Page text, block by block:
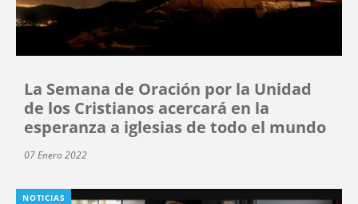
La Semana de Oración por la Unidad
de los Cristianos acercará en la
esperanza a iglesias de todo el mundo
07 Enero 2022
NOTICIAS